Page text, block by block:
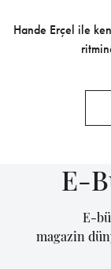
Hande Erçel ile
E-
E-
magazin